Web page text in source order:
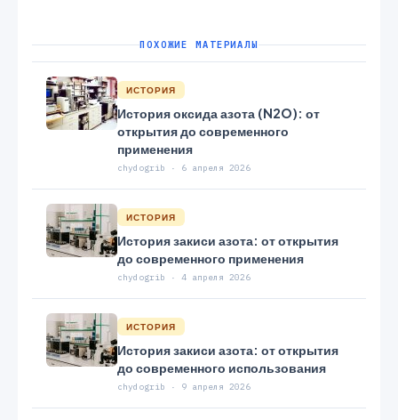
ПОХОЖИЕ МАТЕРИАЛЫ
ИСТОРИЯ
История оксида азота (N2O): от
открытия до современного
применения
chydogrib · 6 апреля 2026
ИСТОРИЯ
История закиси азота: от открытия
до современного применения
chydogrib · 4 апреля 2026
ИСТОРИЯ
История закиси азота: от открытия
до современного использования
chydogrib · 9 апреля 2026